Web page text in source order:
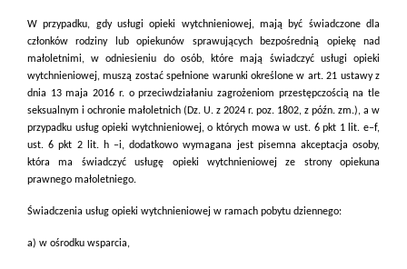
W przypadku, gdy usługi opieki wytchnieniowej, mają być świadczone dla
członków rodziny lub opiekunów sprawujących bezpośrednią opiekę nad
małoletnimi, w odniesieniu do osób, które mają świadczyć usługi opieki
wytchnieniowej, muszą zostać spełnione warunki określone w art. 21 ustawy z
dnia 13 maja 2016 r. o przeciwdziałaniu zagrożeniom przestępczością na tle
seksualnym i ochronie małoletnich (Dz. U. z 2024 r. poz. 1802, z późn. zm.), a w
przypadku usług opieki wytchnieniowej, o których mowa w ust. 6 pkt 1 lit. e–f,
ust. 6 pkt 2 lit. h –i, dodatkowo wymagana jest pisemna akceptacja osoby,
która ma świadczyć usługę opieki wytchnieniowej ze strony opiekuna
prawnego małoletniego.
Świadczenia usług opieki wytchnieniowej w ramach pobytu dziennego:
a) w ośrodku wsparcia,